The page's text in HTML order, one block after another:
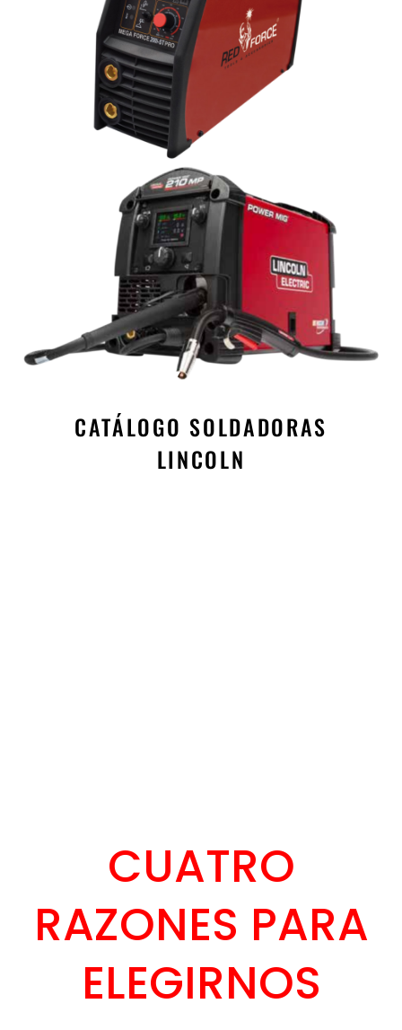
CATÁLOGOS
CATÁLOGO SOLDADORAS
LINCOLN
CUATRO
RAZONES PARA
ELEGIRNOS